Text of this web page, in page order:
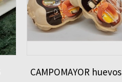
CAMPOMAYOR huevos